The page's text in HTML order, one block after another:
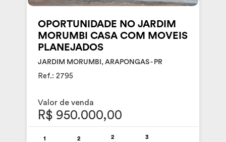
OPORTUNIDADE NO JARDIM
MORUMBI CASA COM MOVEIS
PLANEJADOS
JARDIM MORUMBI, ARAPONGAS - PR
Ref.: 2795
Valor de venda
R$ 950.000,00
1 2 2 3